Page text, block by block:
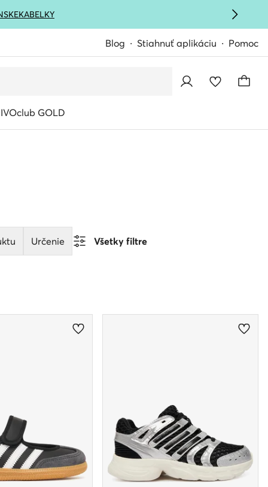
KABELKY
Blog Stiahnuť aplikáciu Pomoc
GOLD
Určenie Všetky filtre